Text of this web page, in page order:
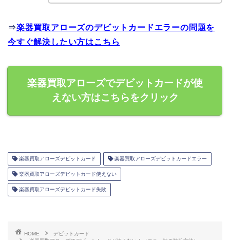
⇒楽器買取アローズのデビットカードエラーの問題を
今すぐ解決したい方はこちら
楽器買取アローズでデビットカードが使
えない方はこちらをクリック
楽器買取アローズデビットカード 楽器買取アローズデビットカードエラー
楽器買取アローズデビットカード使えない
楽器買取アローズデビットカード失敗
HOME
デビットカード